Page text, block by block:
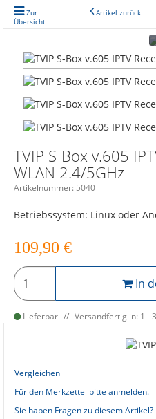
Zur
Übersicht
Artikel zurück
TVIP S-Box v.605
WLAN 2.4/5GHz
Artikelnummer: 5040
Betriebssystem: Linux oder
109,90 €
In
Lieferbar Versandfertig in: 1 -
Vergleichen
Für den Merkzettel bitte anmelden.
Sie haben Fragen zu diesem Artikel?